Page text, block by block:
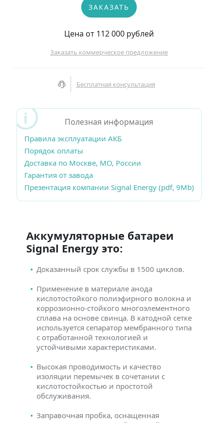
ЗАКАЗАТЬ
Цена от 112 000 рублей
Заказать коммерческое предложение
Бесплатная консультация
Полезная информация
Правила эксплуатации АКБ
Порядок оплаты
Доставка по Москве, МО, России
Гарантия от завода
Презентация компании Signal Energy (pdf, 9Mb)
Аккумуляторные батареи
Signal Energy это:
Доказанный срок службы в 1500 циклов.
Применение в материале анода
кислотостойкого полиэфирного волокна и
коррозионно-стойкого многоэлементного
сплава на основе свинца. В катодной сетке
используется сепаратор мембранного типа
с отработанной технологией и
устойчивыми характеристиками.
Высокая проводимость и качество
изоляции перемычек в сочетании с
кислотостойкостью и простотой
обслуживания.
Заправочная пробка, оснащенная